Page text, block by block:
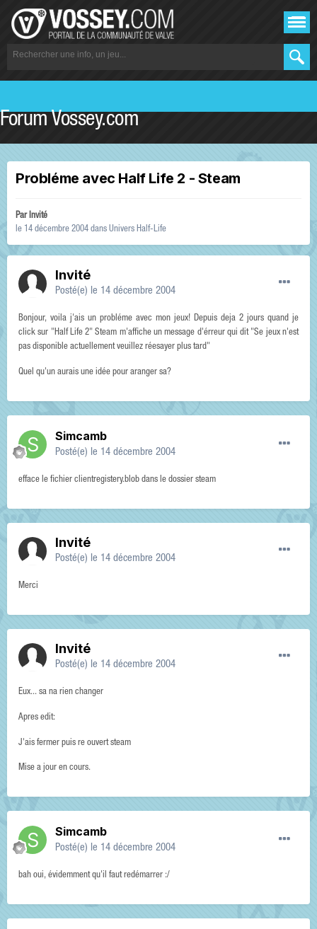
Forum Vossey.com
Probléme avec Half Life 2 - Steam
Par Invité
le 14 décembre 2004 dans Univers Half-Life
Invité
Posté(e) le 14 décembre 2004
Bonjour, voila j'ais un probléme avec mon jeux! Depuis deja 2 jours quand je
click sur "Half Life 2" Steam m'affiche un message d'érreur qui dit "Se jeux n'est
pas disponible actuellement veuillez réesayer plus tard"
Quel qu'un aurais une idée pour aranger sa?
Simcamb
Posté(e) le 14 décembre 2004
efface le fichier clientregistery.blob dans le dossier steam
Invité
Posté(e) le 14 décembre 2004
Merci
Invité
Posté(e) le 14 décembre 2004
Eux... sa na rien changer
Apres edit:
J'ais fermer puis re ouvert steam
Mise a jour en cours.
Simcamb
Posté(e) le 14 décembre 2004
bah oui, évidemment qu'il faut redémarrer :/